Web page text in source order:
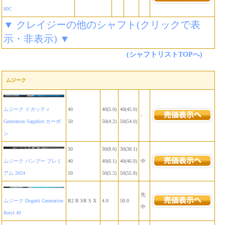
80C
▼ クレイジーの他のシャフト(クリックで表
示・非表示) ▼
(シャフトリストTOPへ)
ムジーク
ムジーク ドガッティ
Generation Sapphire カーボ
ン
40
50
40(5.0)
50(4.2)
40(45.0)
50(54.0)
-
ムジーク バンブー プレミ
アム 2024
30
40
50
30(8.6)
40(6.1)
50(5.2)
30(38.1)
40(46.0)
50(55.8)
中
ムジーク Dogatti Generation
Beryl 40
R2 R SR S X 4.0 50.0
先
中